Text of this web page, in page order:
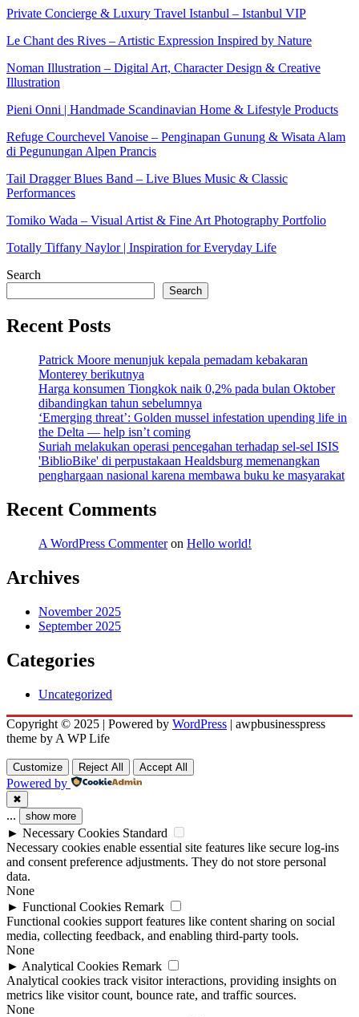
Private Concierge & Luxury Travel Istanbul – Istanbul VIP
Le Chant des Rives – Artistic Expression Inspired by Nature
Noman Illustration – Digital Art, Character Design & Creative
Illustration
Pieni Onni | Handmade Scandinavian Home & Lifestyle Products
Refuge Courchevel Vanoise – Penginapan Gunung & Wisata Alam
di Pegunungan Alpen Prancis
Tail Dragger Blues Band – Live Blues Music & Classic
Performances
Tomiko Wada – Visual Artist & Fine Art Photography Portfolio
Totally Tiffany Naylor | Inspiration for Everyday Life
Search
Search
Recent Posts
Patrick Moore menunjuk kepala pemadam kebakaran
Monterey berikutnya
Harga konsumen Tiongkok naik 0,2% pada bulan Oktober
dibandingkan tahun sebelumnya
‘Emerging threat’: Golden mussel infestation upending life in
the Delta — help isn’t coming
Suriah melakukan operasi pencegahan terhadap sel-sel ISIS
'BiblioBike' di perpustakaan Healdsburg memenangkan
penghargaan nasional karena membawa buku ke masyarakat
Recent Comments
A WordPress Commenteron Hello world!
Archives
November 2025
September 2025
Categories
Uncategorized
Copyright © 2025 | Powered by WordPress | awpbusinesspress
theme by A WP Life
Customize Reject All Accept All
Powered by
✖
... show more
► Necessary Cookies Standard
Necessary cookies enable essential site features like secure log-ins
and consent preference adjustments. They do not store personal
data.
None
► Functional Cookies Remark
Functional cookies support features like content sharing on social
media, collecting feedback, and enabling third-party tools.
None
► Analytical Cookies Remark
Analytical cookies track visitor interactions, providing insights on
metrics like visitor count, bounce rate, and traffic sources.
None